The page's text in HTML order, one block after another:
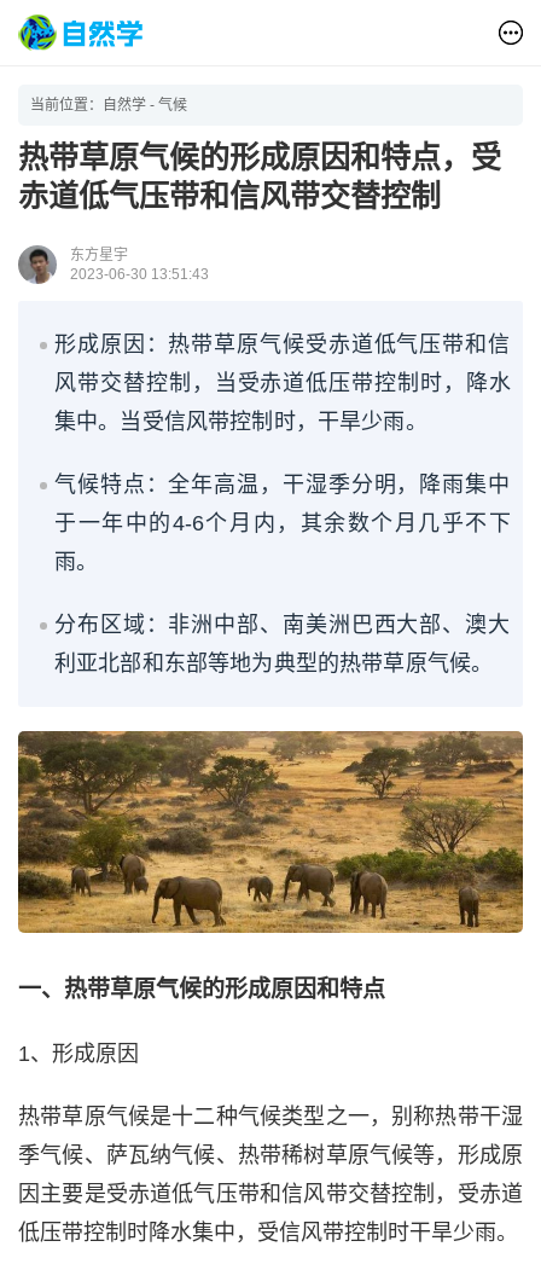
当前位置： 自然学 - 气候
热带草原气候的形成原因和特点，受
赤道低气压带和信风带交替控制
东方星宇
2023-06-30 13:51:43
形成原因：热带草原气候受赤道低气压带和信
风带交替控制，当受赤道低压带控制时，降水
集中。当受信风带控制时，干旱少雨。
气候特点：全年高温，干湿季分明，降雨集中
于一年中的4-6个月内，其余数个月几乎不下
雨。
分布区域：非洲中部、南美洲巴西大部、澳大
利亚北部和东部等地为典型的热带草原气候。
一、热带草原气候的形成原因和特点
1、形成原因
热带草原气候是十二种气候类型之一，别称热带干湿
季气候、萨瓦纳气候、热带稀树草原气候等，形成原
因主要是受赤道低气压带和信风带交替控制，受赤道
低压带控制时降水集中，受信风带控制时干旱少雨。